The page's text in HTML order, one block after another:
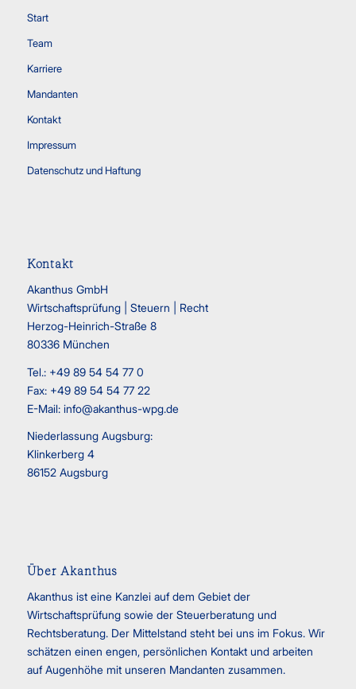
Start
Team
Karriere
Mandanten
Kontakt
Impressum
Datenschutz und Haftung
Kontakt
Akanthus GmbH
Wirtschaftsprüfung | Steuern | Recht
Herzog-Heinrich-Straße 8
80336 München
Tel.: +49 89 54 54 77 0
Fax: +49 89 54 54 77 22
E-Mail: info@akanthus-wpg.de
Niederlassung Augsburg:
Klinkerberg 4
86152 Augsburg
Über Akanthus
Akanthus ist eine Kanzlei auf dem Gebiet der
Wirtschaftsprüfung sowie der Steuerberatung und
Rechtsberatung. Der Mittelstand steht bei uns im Fokus. Wir
schätzen einen engen, persönlichen Kontakt und arbeiten
auf Augenhöhe mit unseren Mandanten zusammen.